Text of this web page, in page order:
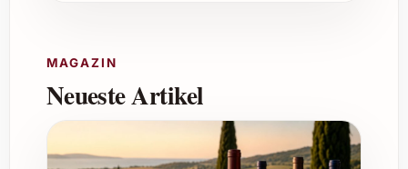
Woher stammen die Trauben für diesen Wein?
Die Trauben kommen aus den besten
Parzellen des kleinen, aber renommierten
Bordeaux-Weinguts Vieux Château Certan
MAGAZIN
Neueste Artikel